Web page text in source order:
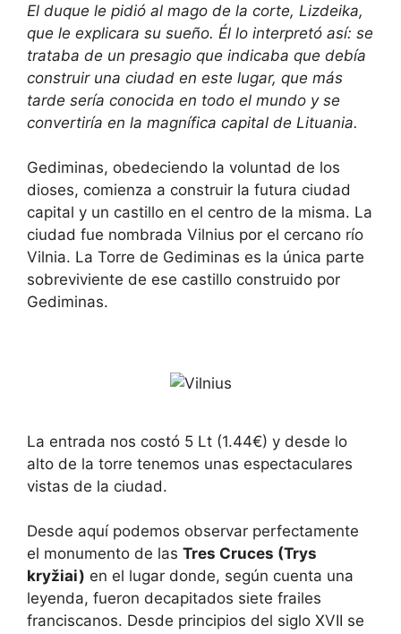
El duque le pidió al mago de la corte, Lizdeika,
que le explicara su sueño. Él lo interpretó así: se
trataba de un presagio que indicaba que debía
construir una ciudad en este lugar, que más
tarde sería conocida en todo el mundo y se
convertiría en la magnífica capital de Lituania.
Gediminas, obedeciendo la voluntad de los
dioses, comienza a construir la futura ciudad
capital y un castillo en el centro de la misma. La
ciudad fue nombrada Vilnius por el cercano río
Vilnia. La Torre de Gediminas es la única parte
sobreviviente de ese castillo construido por
Gediminas.
La entrada nos costó 5 Lt (1.44€) y desde lo
alto de la torre tenemos unas espectaculares
vistas de la ciudad.
Desde aquí podemos observar perfectamente
el monumento de las Tres Cruces (Trys
kryžiai) en el lugar donde, según cuenta una
leyenda, fueron decapitados siete frailes
franciscanos. Desde principios del siglo XVII se